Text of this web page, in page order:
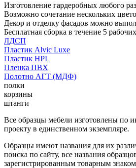
Изготовление гардеробных любого
Возможно сочетание нескольких
Декор и отделку фасадов можно
Бесплатная сборка в течение 5
ЛДСП
Пластик Alvic Luxe
Пластик HPL
Пленка ПВХ
Полотно АГТ (МДФ)
полки
корзины
штанги
Все образцы мебели изготовлены по
проекту в единственном экземпляре.
Образцы имеют названия для их
поиска по сайту, все названия
зарегистрированным товарным